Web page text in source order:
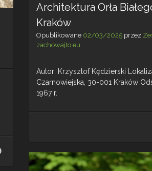
Architektura Orła
Kraków
Opublikowane 02/03/2025przez
zachowajto.eu
Autor: Krzysztof Kędzierski
Czarnowiejska, 30-001 Kraków
1967 r.